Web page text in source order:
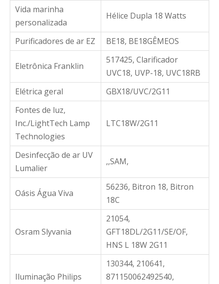
Vida marinha
personalizada
Hélice Dupla 18 Watts
Purificadores de ar EZ BE18, BE18GÊMEOS
Eletrônica Franklin
517425, Clarificador
UVC18, UVP-18, UVC18RB
Elétrica geral
GBX18/UVC/2G11
Fontes de luz,
Inc./LightTech Lamp
Technologies
LTC18W/2G11
Desinfecção de ar UV
Lumalier
,,SAM,
Oásis Água Viva
56236, Bitron 18, Bitron
18C
Osram Slyvania
21054,
GFT18DL/2G11/SE/OF,
HNS L 18W 2G11
Iluminação Philips
130344, 210641,
871150062492540,